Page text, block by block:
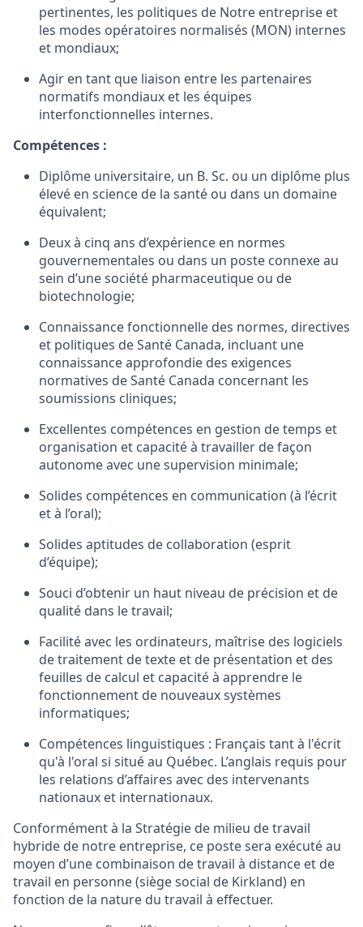
pertinentes, les politiques de Notre entreprise et
les modes opératoires normalisés (MON) internes
et mondiaux;
Agir en tant que liaison entre les partenaires
normatifs mondiaux et les équipes
interfonctionnelles internes.
Compétences :
Diplôme universitaire, un B. Sc. ou un diplôme plus
élevé en science de la santé ou dans un domaine
équivalent;
Deux à cinq ans d’expérience en normes
gouvernementales ou dans un poste connexe au
sein d’une société pharmaceutique ou de
biotechnologie;
Connaissance fonctionnelle des normes, directives
et politiques de Santé Canada, incluant une
connaissance approfondie des exigences
normatives de Santé Canada concernant les
soumissions cliniques;
Excellentes compétences en gestion de temps et
organisation et capacité à travailler de façon
autonome avec une supervision minimale;
Solides compétences en communication (à l’écrit
et à l’oral);
Solides aptitudes de collaboration (esprit
d’équipe);
Souci d’obtenir un haut niveau de précision et de
qualité dans le travail;
Facilité avec les ordinateurs, maîtrise des logiciels
de traitement de texte et de présentation et des
feuilles de calcul et capacité à apprendre le
fonctionnement de nouveaux systèmes
informatiques;
Compétences linguistiques : Français tant à l'écrit
qu'à l'oral si situé au Québec. L’anglais requis pour
les relations d’affaires avec des intervenants
nationaux et internationaux.
Conformément à la Stratégie de milieu de travail
hybride de notre entreprise, ce poste sera exécuté au
moyen d’une combinaison de travail à distance et de
travail en personne (siège social de Kirkland) en
fonction de la nature du travail à effectuer.